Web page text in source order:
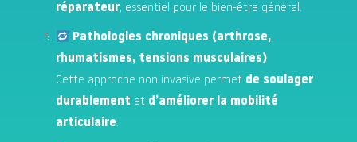
réparateur, essentiel pour le bien-être général.
Pathologies chroniques (arthrose,
rhumatismes, tensions musculaires)
Cette approche non invasive permet de soulager
durablement et d’améliorer la mobilité
articulaire.